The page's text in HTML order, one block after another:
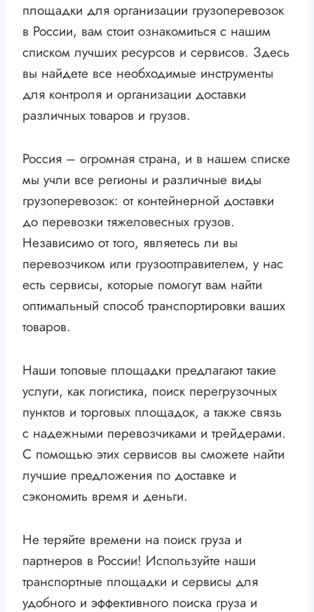
площадки для организации грузоперевозок
в России, вам стоит ознакомиться с нашим
списком лучших ресурсов и сервисов. Здесь
вы найдете все необходимые инструменты
для контроля и организации доставки
различных товаров и грузов.
Россия – огромная страна, и в нашем списке
мы учли все регионы и различные виды
грузоперевозок: от контейнерной доставки
до перевозки тяжеловесных грузов.
Независимо от того, являетесь ли вы
перевозчиком или грузоотправителем, у нас
есть сервисы, которые помогут вам найти
оптимальный способ транспортировки ваших
товаров.
Наши топовые площадки предлагают такие
услуги, как логистика, поиск перегрузочных
пунктов и торговых площадок, а также связь
с надежными перевозчиками и трейдерами.
С помощью этих сервисов вы сможете найти
лучшие предложения по доставке и
сэкономить время и деньги.
Не теряйте времени на поиск груза и
партнеров в России! Используйте наши
транспортные площадки и сервисы для
удобного и эффективного поиска груза и